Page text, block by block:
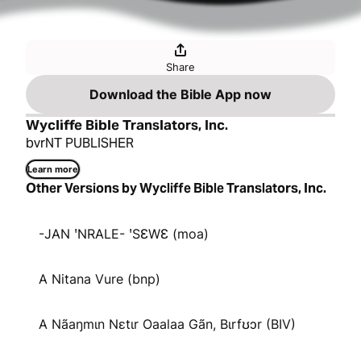
Share
Download the Bible App now
Wycliffe Bible Translators, Inc.
bvrNT PUBLISHER
Learn more
Other Versions by Wycliffe Bible Translators, Inc.
-JAN ꞌNRALE- ꞌSƐWƐ (moa)
A Nitana Vure (bnp)
A Nãaŋmɩn Nɛtɩr Oaalaa Gãn, Bɩrfʊɔr (BIV)